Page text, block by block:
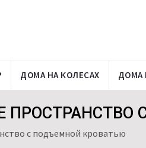
ДОМА НА КОЛЕСАХ ДОМА
с подъемной кроватью